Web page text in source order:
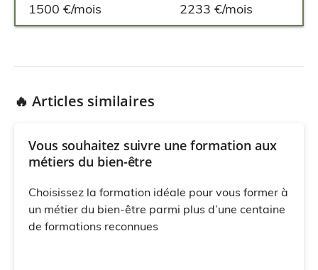
1500 €/mois
2233 €/mois
🔥 Articles similaires
Vous souhaitez suivre une formation aux
métiers du bien-être
Choisissez la formation idéale pour vous former à
un métier du bien-être parmi plus d’une centaine
de formations reconnues